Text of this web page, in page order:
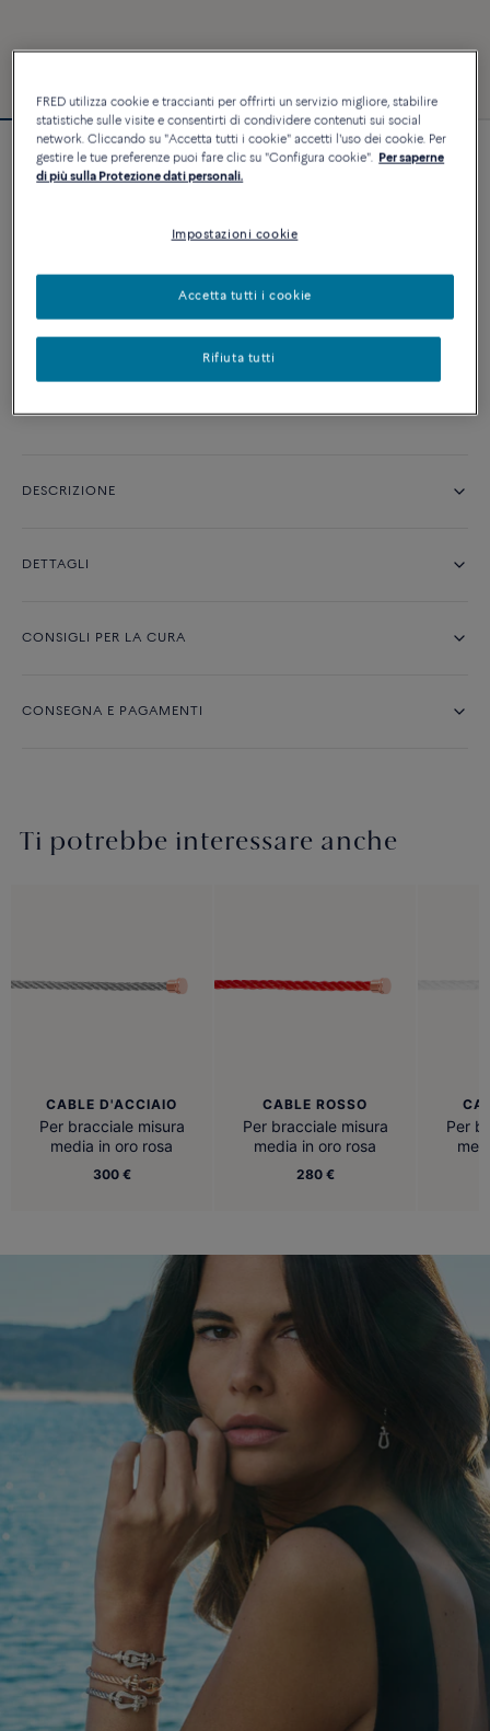
Bracciale Force 10
AGGIUNGI AL CARRELLO
Contattataci per qualsiasi domanda sulle misure
DESCRIZIONE
DETTAGLI
CONSIGLI PER LA CURA
CONSEGNA E PAGAMENTI
Ti potrebbe interessare anche
CABLE D'ACCIAIO
Per bracciale misura
media in oro rosa
300 €
CABLE ROSSO
Per bracciale misura
media in oro rosa
280 €
Per
FRED utilizza cookie e traccianti per offrirti un servizio migliore, stabilire
statistiche sulle visite e consentirti di condividere contenuti sui social
network. Cliccando su "Accetta tutti i cookie" accetti l'uso dei cookie. Per
gestire le tue preferenze puoi fare clic su "Configura cookie". Per saperne
di più sulla Protezione dati personali.
Impostazioni cookie
Rifiuta tutti
Accetta tutti i cookie